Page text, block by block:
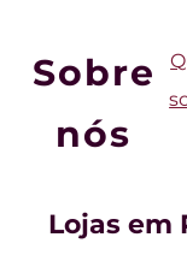
Sobre
nós
Lojas em